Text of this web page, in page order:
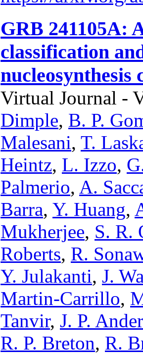
GRB 241105A:
classification
nucleosynthesis
Virtual Journal -
Dimple, B. P.
Malesani, T.
Heintz, L. Izzo,
Palmerio, A.
Barra, Y. Huang,
Mukherjee, S. R.
Roberts, R.
Y. Julakanti, J.
Martin-Carrillo,
Tanvir, J. P.
R. P. Breton, R.